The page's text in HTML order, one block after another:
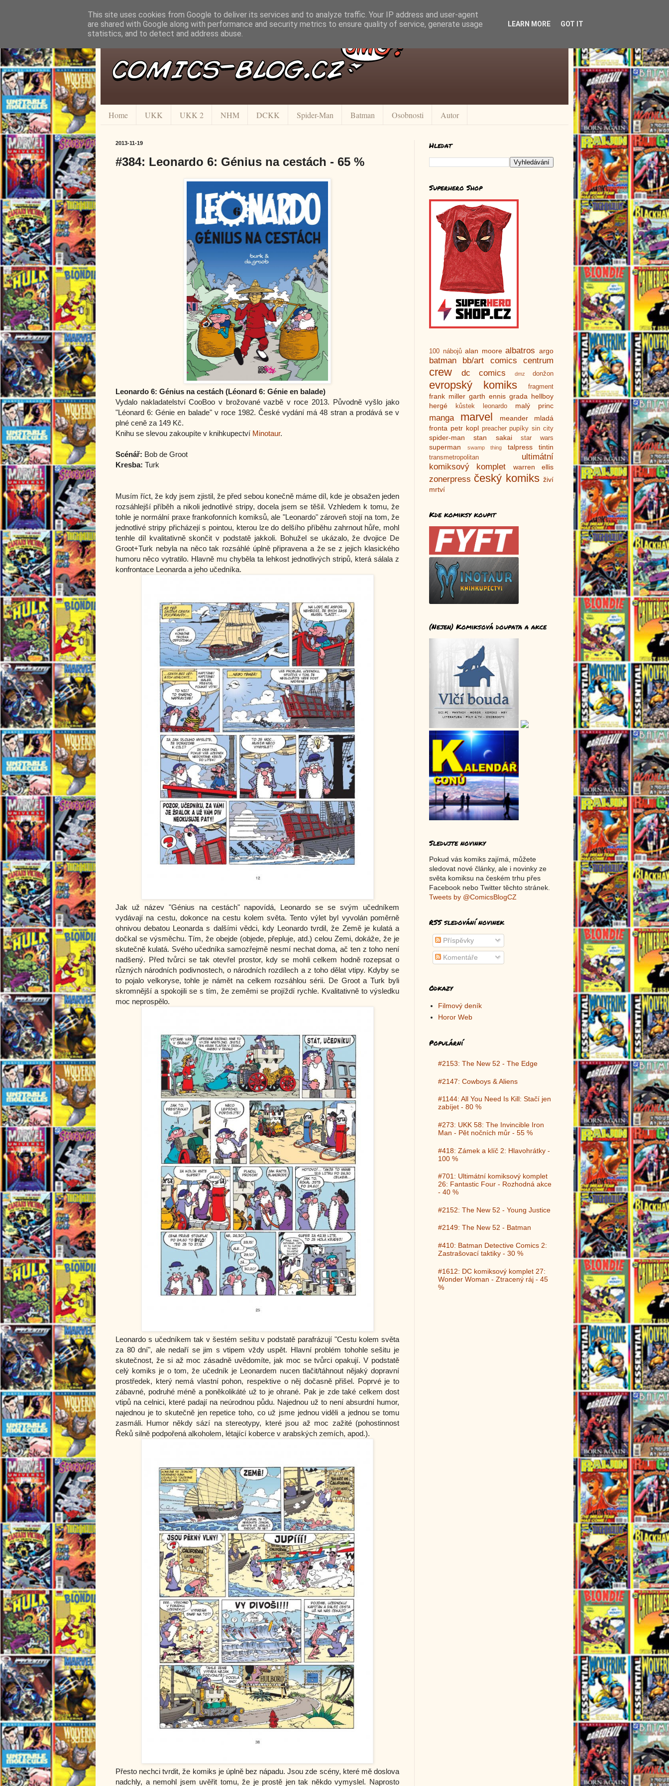
Home UKK UKK 2 NHM DCKK Spider-Man Batman Osobnosti Autor
2013-11-19
#384: Leonardo 6: Génius na cestách - 65 %
Leonardo 6: Génius na cestách (Léonard 6: Génie en balade)
Vydalo nakladatelství CooBoo v brožované vazbě v roce 2013. Původně vyšlo jako
"Léonard 6: Génie en balade" v roce 1982. České vydání má 48 stran a prodává se v
plné ceně za 149 Kč.
Knihu se slevou zakoupíte v knihkupectví Minotaur.
Scénář: Bob de Groot
Kresba: Turk
Musím říct, že kdy jsem zjistil, že před sebou konečně máme díl, kde je obsažen jeden
rozsáhlejší příběh a nikoli jednotlivé stripy, docela jsem se těšil. Vzhledem k tomu, že
tohle je normální praxe frankofonních komiksů, ale "Leonardo" zároveň stojí na tom, že
jednotlivé stripy přicházejí s pointou, kterou lze do delšího příběhu zahrnout hůře, mohl
tenhle díl kvalitativně skončit v podstatě jakkoli. Bohužel se ukázalo, že dvojice De
Groot+Turk nebyla na něco tak rozsáhlé úplně připravena a že se z jejich klasického
humoru něco vytratilo. Hlavně mu chyběla ta lehkost jednotlivých stripů, která sálala z
konfrontace Leonarda a jeho učedníka.
Jak už název "Génius na cestách" napovídá, Leonardo se se svým učedníkem
vydávají na cestu, dokonce na cestu kolem světa. Tento výlet byl vyvolán poměrně
ohnivou debatou Leonarda s dalšími vědci, kdy Leonardo tvrdil, že Země je kulatá a
dočkal se výsměchu. Tím, že obejde (objede, přepluje, atd.) celou Zemi, dokáže, že je
skutečně kulatá. Svého učedníka samozřejmě nesmí nechat doma, ač ten z toho není
nadšený. Před tvůrci se tak otevřel prostor, kdy se mohli celkem hodně rozepsat o
různých národních podivnostech, o národních rozdílech a z toho dělat vtipy. Kdyby se
to pojalo velkoryse, tohle je námět na celkem rozsáhlou sérii. De Groot a Turk byli
skromnější a spokojili se s tím, že zeměmi se projíždí rychle. Kvalitativně to výsledku
moc neprospělo.
Leonardo s učedníkem tak v šestém sešitu v podstatě parafrázují "Cestu kolem světa
za 80 dní", ale nedaří se jim s vtipem vždy uspět. Hlavní problém tohohle sešitu je
skutečnost, že si až moc zásadně uvědomíte, jak moc se tvůrci opakují. V podstatě
celý komiks je o tom, že učedník je Leonardem nucen tlačit/táhnout nějaký dopravní
prostředek, který nemá vlastní pohon, respektive o něj dočasně přišel. Poprvé je to
zábavné, podruhé méně a poněkolikáté už to je ohrané. Pak je zde také celkem dost
vtipů na celnici, které padají na neúrodnou půdu. Najednou už to není absurdní humor,
najednou je to skutečně jen repetice toho, co už jsme jednou viděli a jednou se tomu
zasmáli. Humor někdy sází na stereotypy, které jsou až moc zažité (pohostinnost
Řeků silně podpořená alkoholem, létající koberce v arabských zemích, apod.).
Přesto nechci tvrdit, že komiks je úplně bez nápadu. Jsou zde scény, které mě doslova
nadchly, a nemohl jsem uvěřit tomu, že je prostě jen tak někdo vymyslel. Naprosto
Hledat
Superhero Shop
100 nábojů alan moore albatros argo
batman bb/art comics centrum
crew dc comics dmz donžon
evropský komiks fragment
frank miller garth ennis grada hellboy
hergé
kůstek leonardo malý princ
manga marvel meander
mladá
fronta petr kopl preacher pupíky sin city
spider-man stan sakai star wars
superman swamp thing talpress tintin
transmetropolitan
ultimátní
komiksový komplet
warren ellis
zonerpress český komiks živí
mrtví
Kde komiksy koupit
(Nejen) Komiksová doupata a akce
Sledujte novinky
Pokud vás komiks zajímá, můžete
sledovat nové články, ale i novinky ze
světa komiksu na českém trhu přes
Facebook nebo Twitter těchto stránek.
Tweets by @ComicsBlogCZ
RSS sledování novinek
Příspěvky
Komentáře
Odkazy
Filmový deník
Horor Web
Populární
#2153: The New 52 - The Edge
#2147: Cowboys & Aliens
#1144: All You Need Is Kill: Stačí jen
zabíjet - 80 %
#273: UKK 58: The Invincible Iron
Man - Pět nočních můr - 55 %
#418: Zámek a klíč 2: Hlavohrátky -
100 %
#701: Ultimátní komiksový komplet
26: Fantastic Four - Rozhodná akce
- 40 %
#2152: The New 52 - Young Justice
#2149: The New 52 - Batman
#410: Batman Detective Comics 2:
Zastrašovací taktiky - 30 %
#1612: DC komiksový komplet 27:
Wonder Woman - Ztracený ráj - 45
%
This site uses cookies from Google to deliver its services and to analyze traffic. Your IP address and user-agent
are shared with Google along with performance and security metrics to ensure quality of service, generate usage
statistics, and to detect and address abuse.
LEARN MORE GOT IT